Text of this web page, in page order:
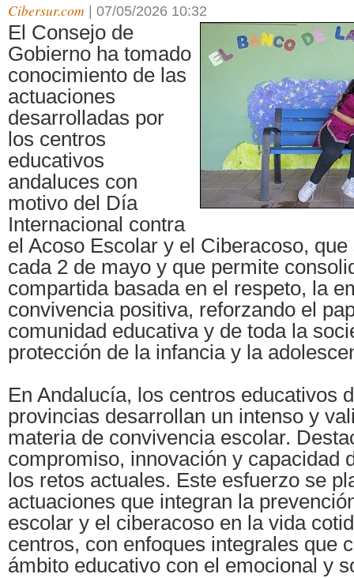
Cibersur.com 07/05/2026 10:32
El Consejo de
Gobierno ha tomado
conocimiento de las
actuaciones
desarrolladas por
los centros
educativos
andaluces con
motivo del Día
Internacional contra
el Acoso Escolar y el Ciberacoso,
cada 2 de mayo y que permite
compartida basada en el respeto, la
convivencia positiva, reforzando el
comunidad educativa y de toda la
protección de la infancia y la
En Andalucía, los centros educativos
provincias desarrollan un intenso y
materia de convivencia escolar.
compromiso, innovación y capacidad
los retos actuales. Este esfuerzo se
actuaciones que integran la
escolar y el ciberacoso en la vida
centros, con enfoques integrales que
ámbito educativo con el emocional y